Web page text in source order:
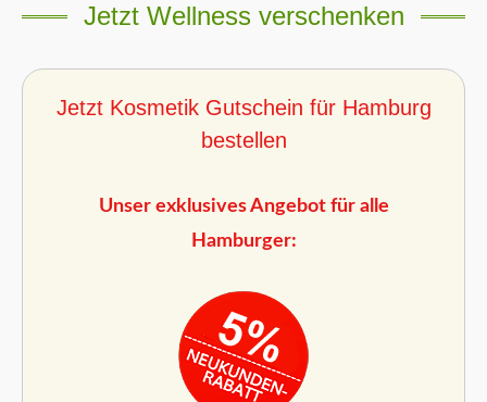
Jetzt Wellness verschenken
Jetzt Kosmetik Gutschein für Hamburg
bestellen
Unser exklusives Angebot für alle
Hamburger: